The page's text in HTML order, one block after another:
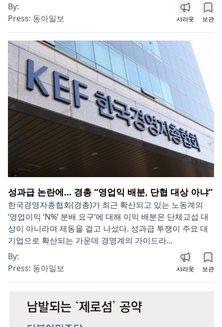
By:
Press: 동아일보 샤라웃 보관
성과급 논란에… 경총 “영업익 배분, 단협 대상 아냐”
한국경영자총협회(경총)가 최근 확산되고 있는 노동계의
‘영업이익 ‘N%’ 분배 요구‘에 대해 이익 배분은 단체교섭 대
상이 아니라며 제동을 걸고 나섰다. 성과급 투쟁이 주요 대
기업으로 확산되는 가운데 경영계의 가이드라...
By:
Press: 동아일보 샤라웃 보관